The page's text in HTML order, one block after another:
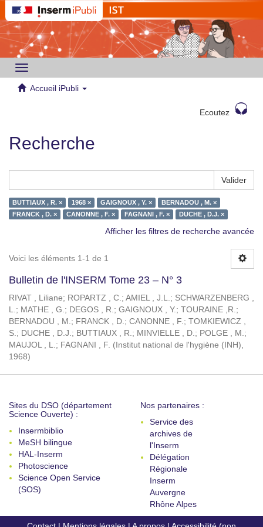
Toggle
navigation
Accueil iPubli
Ecoutez
Recherche
Valider
BUTTIAUX , R. × 1968 × GAIGNOUX , Y. ×
BERNADOU , M. ×
FRANCK , D. ×
CANONNE , F. × FAGNANI , F. × DUCHE , D.J. ×
Afficher les filtres de recherche avancée
Voici les éléments 1-1 de 1
Bulletin de l'INSERM Tome 23 – N° 3
RIVAT , Liliane; ROPARTZ , C.; AMIEL , J.L.; SCHWARZENBERG ,
L.; MATHE , G.; DEGOS , R.; GAIGNOUX , Y.; TOURAINE ,R.;
BERNADOU , M.; FRANCK , D.; CANONNE , F.; TOMKIEWICZ ,
S.; DUCHE , D.J.; BUTTIAUX , R.; MINVIELLE , D.; POLGE , M.;
MAUJOL , L.; FAGNANI , F. ( Institut national de l'hygiène (INH),
1968)
Sites du DSO (département
Science Ouverte) :
Insermbiblio
MeSH bilingue
HAL-Inserm
Photoscience
Science Open Service
(SOS)
Nos partenaires :
Service des
archives de
l'Inserm
Délégation
Régionale
Inserm
Auvergne
Rhône Alpes